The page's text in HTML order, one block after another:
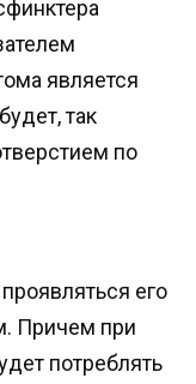
является
так
по
его
Причем при
потреблять